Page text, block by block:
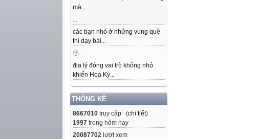
mà...
...
các bạn nhỏ ở những vùng quê
thì dạy bài...
🫥...
địa lý đóng vai trò không nhỏ
khiến Hoa Kỳ...
THỐNG KÊ
8667010 truy cập (chi tiết)
1997 trong hôm nay
20087702 lượt xem